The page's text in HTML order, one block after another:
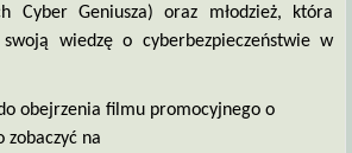
Cyber Geniusza) oraz młodzież, która
swoją wiedzę o cyberbezpieczeństwie w
obejrzenia filmu promocyjnego o
zobaczyć na